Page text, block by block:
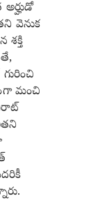
వెనుక
మంచి